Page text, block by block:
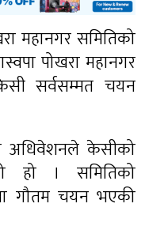
महानगर समितिको
पोखरा महानगर
सर्वसम्मत चयन
अधिवेशनले केसीको
हो । समितिको
गौतम चयन भएकी